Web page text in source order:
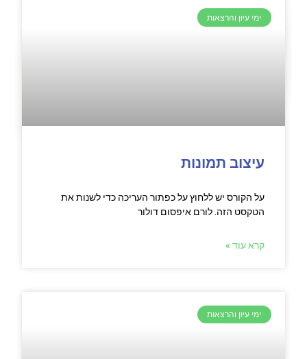
ימי עיון והרצאות
עיצוב תמונות
על הקורס יש ללחוץ על כפתור העריכה כדי לשנות את
הטקסט הזה. לורם איפסום דולור
קרא עוד »
ימי עיון והרצאות